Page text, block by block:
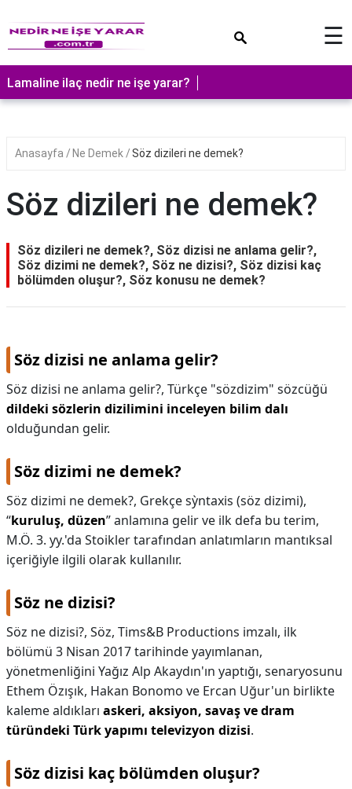
☰
Lamaline ilaç nedir ne işe yarar?
Anasayfa Ne Demek Söz dizileri ne demek?
Söz dizileri ne demek?
Söz dizileri ne demek?, Söz dizisi ne anlama gelir?,
Söz dizimi ne demek?, Söz ne dizisi?, Söz dizisi kaç
bölümden oluşur?, Söz konusu ne demek?
Söz dizisi ne anlama gelir?
Söz dizisi ne anlama gelir?, Türkçe "sözdizim" sözcüğü
dildeki sözlerin dizilimini inceleyen bilim dalı
olduğundan gelir.
Söz dizimi ne demek?
Söz dizimi ne demek?, Grekçe sỳntaxis (söz dizimi),
“kuruluş, düzen” anlamına gelir ve ilk defa bu terim,
M.Ö. 3. yy.'da Stoikler tarafından anlatımların mantıksal
içeriğiyle ilgili olarak kullanılır.
Söz ne dizisi?
Söz ne dizisi?, Söz, Tims&B Productions imzalı, ilk
bölümü 3 Nisan 2017 tarihinde yayımlanan,
yönetmenliğini Yağız Alp Akaydın'ın yaptığı, senaryosunu
Ethem Özışık, Hakan Bonomo ve Ercan Uğur'un birlikte
kaleme aldıkları askeri, aksiyon, savaş ve dram
türündeki Türk yapımı televizyon dizisi.
Söz dizisi kaç bölümden oluşur?